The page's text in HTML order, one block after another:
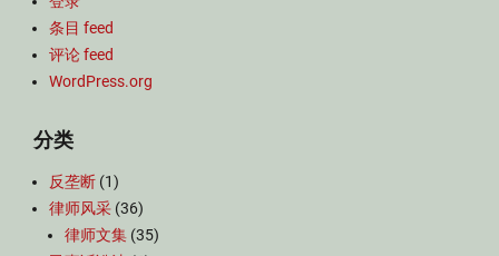
条目 feed
评论 feed
WordPress.org
分类
反垄断 (1)
律师风采 (36)
律师文集 (35)